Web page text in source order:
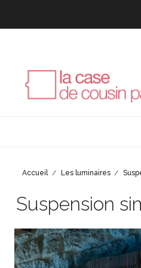
Accueil Les luminaires
Suspension